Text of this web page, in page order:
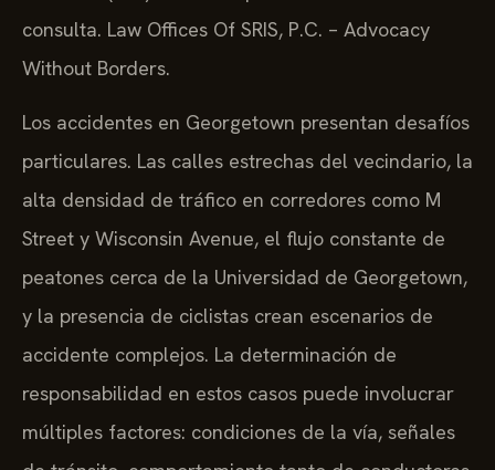
consulta. Law Offices Of SRIS, P.C. – Advocacy
Without Borders.
Los accidentes en Georgetown presentan desafíos
particulares. Las calles estrechas del vecindario, la
alta densidad de tráfico en corredores como M
Street y Wisconsin Avenue, el flujo constante de
peatones cerca de la Universidad de Georgetown,
y la presencia de ciclistas crean escenarios de
accidente complejos. La determinación de
responsabilidad en estos casos puede involucrar
múltiples factores: condiciones de la vía, señales